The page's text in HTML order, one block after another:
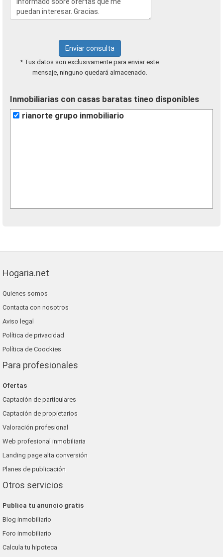
Enviar consulta
* Tus datos son exclusivamente para enviar este
mensaje, ninguno quedará almacenado.
Inmobiliarias con casas baratas tineo disponibles
rianorte grupo inmobiliario
Hogaria.net
Quienes somos
Contacta con nosotros
Aviso legal
Política de privacidad
Política de Coockies
Para profesionales
Ofertas
Captación de particulares
Captación de propietarios
Valoración profesional
Web profesional inmobiliaria
Landing page alta conversión
Planes de publicación
Otros servicios
Publica tu anuncio gratis
Blog inmobiliario
Foro inmobiliario
Calcula tu hipoteca